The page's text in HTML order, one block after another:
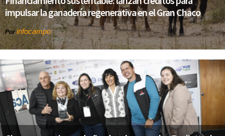
impulsar la ganadería regenerativa en el Gran Chaco
Porinfocampo